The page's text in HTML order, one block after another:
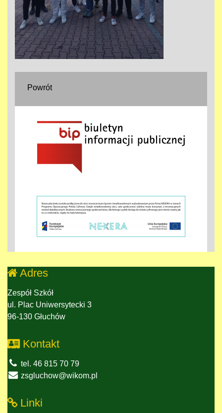
Powrót
Adres
Zespół Szkół
ul. Plac Uniwersytecki 3
96-130 Głuchów
Kontakt
tel. 46 815 70 79
zsgluchow@wikom.pl
Linki